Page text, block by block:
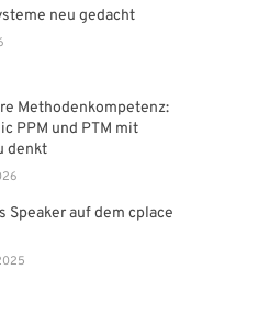
neu gedacht
Methodenkompetenz:
PPM und PTM mit
denkt
Speaker auf dem cplace